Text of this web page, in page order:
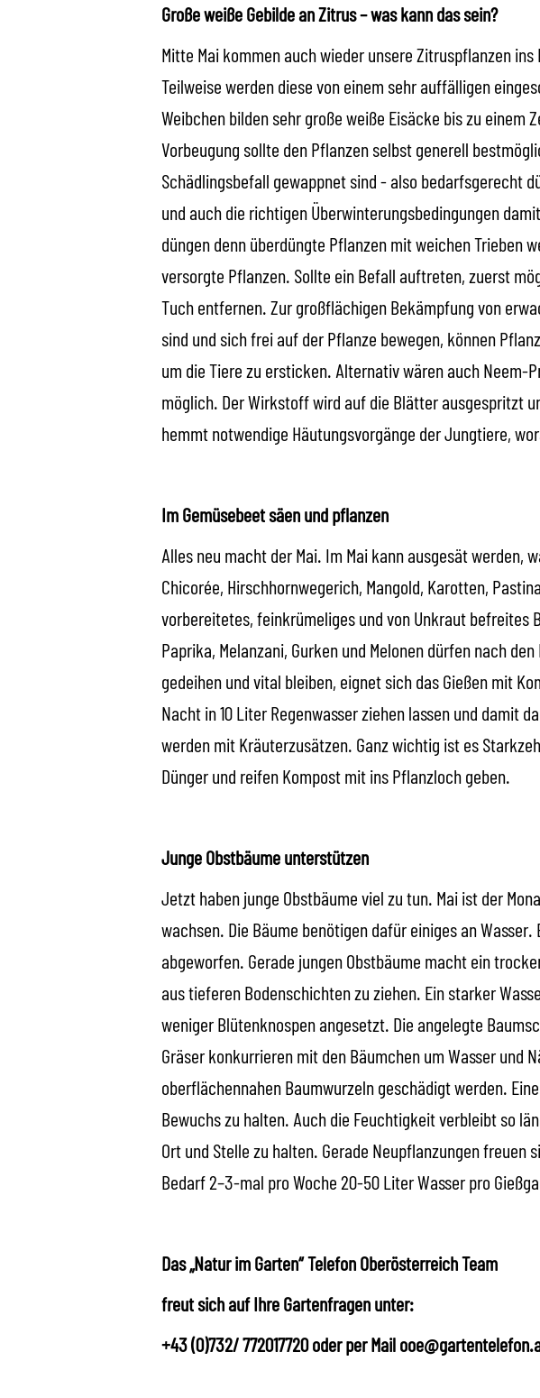
Große weiße Gebilde an Zitrus – was kann das sein?
Mitte Mai kommen auch wieder unsere Zitruspflanzen
Teilweise werden diese von einem sehr auffälligen
Weibchen bilden sehr große weiße Eisäcke bis zu
Vorbeugung sollte den Pflanzen selbst generell
Schädlingsbefall gewappnet sind - also bedarfsgerecht
und auch die richtigen Überwinterungsbedingungen
düngen denn überdüngte Pflanzen mit weichen Trieben
versorgte Pflanzen. Sollte ein Befall auftreten, zuerst
Tuch entfernen. Zur großflächigen Bekämpfung von
sind und sich frei auf der Pflanze bewegen, können
um die Tiere zu ersticken. Alternativ wären auch
möglich. Der Wirkstoff wird auf die Blätter ausgespritzt
hemmt notwendige Häutungsvorgänge der Jungtiere,
Im Gemüsebeet säen und pflanzen
Alles neu macht der Mai. Im Mai kann ausgesät werden,
Chicorée, Hirschhornwegerich, Mangold, Karotten,
vorbereitetes, feinkrümeliges und von Unkraut befreites
Paprika, Melanzani, Gurken und Melonen dürfen nach
gedeihen und vital bleiben, eignet sich das Gießen mit
Nacht in 10 Liter Regenwasser ziehen lassen und damit
werden mit Kräuterzusätzen. Ganz wichtig ist es
Dünger und reifen Kompost mit ins Pflanzloch geben.
Junge Obstbäume unterstützen
Jetzt haben junge Obstbäume viel zu tun. Mai ist der
wachsen. Die Bäume benötigen dafür einiges an
abgeworfen. Gerade jungen Obstbäume macht ein
aus tieferen Bodenschichten zu ziehen. Ein starker
weniger Blütenknospen angesetzt. Die angelegte
Gräser konkurrieren mit den Bäumchen um Wasser
oberflächennahen Baumwurzeln geschädigt werden.
Bewuchs zu halten. Auch die Feuchtigkeit verbleibt so
Ort und Stelle zu halten. Gerade Neupflanzungen
Bedarf 2–3-mal pro Woche 20-50 Liter Wasser pro
Das „Natur im Garten“ Telefon OberösterreichTeam
freut sich auf Ihre Gartenfragen unter:
+43 (0)732/ 772017720 oder per Mail